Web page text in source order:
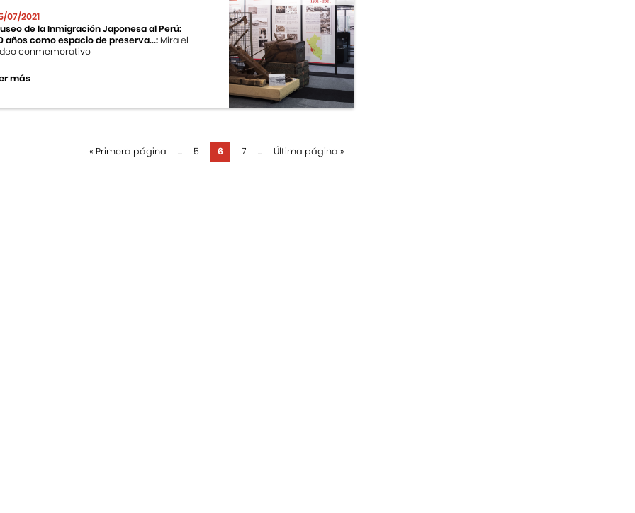
07/2021
de la Inmigración Japonesa al Perú:
años como espacio de preserva...: Mira el
conmemorativo
más
« Primera página ... 5 6 7 ... Última página »